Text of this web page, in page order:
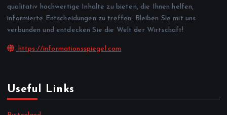
qualitativ hochwertige Inhalte zu bieten, die Ihnen helfen,
informierte Entscheidungen zu treffen. Bleiben Sie mit uns
verbunden und entdecken Sie die Welt der Wirtschaft!
https://informationsspiegel.com
Useful Links